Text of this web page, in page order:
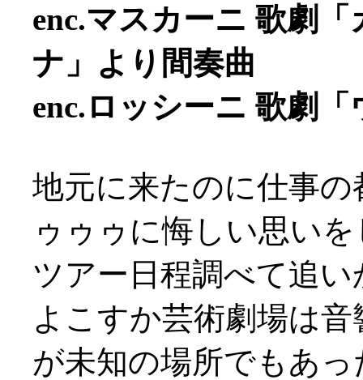
enc.マスカーニ 歌劇
ナ」より間奏曲
enc.ロッシーニ 歌劇
地元に来たのに仕事
ゥゥゥに悔しい思い
ツアー日程調べて追
よこすか芸術劇場は
が未知の場所でもあ